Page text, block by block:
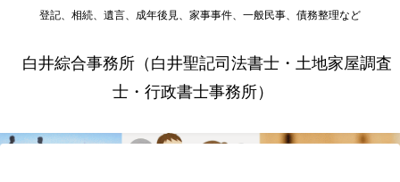
登記、相続、遺言、成年後見、家事事件、一般民事、債務整理など
白井綜合事務所（白井聖記司法書士・土地家屋調査
士・行政書士事務所）